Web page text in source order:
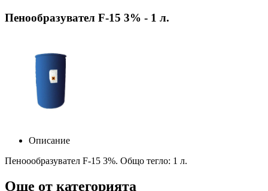
Пенообразувател F-15 3% - 1 л.
Описание
Пеноообразувател F-15 3%. Общо тегло: 1 л.
Още от категорията